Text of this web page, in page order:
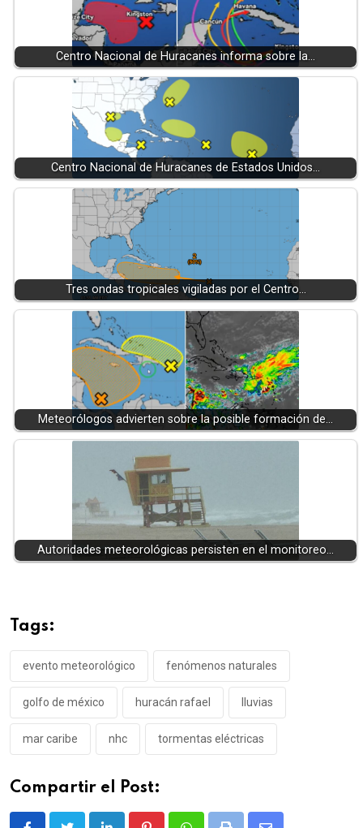
Centro Nacional de Huracanes informa sobre la…
Centro Nacional de Huracanes de Estados Unidos…
Tres ondas tropicales vigiladas por el Centro…
Meteorólogos advierten sobre la posible formación de…
Autoridades meteorológicas persisten en el monitoreo…
Tags:
evento meteorológico fenómenos naturales
golfo de méxico huracán rafael lluvias
mar caribe nhc tormentas eléctricas
Compartir el Post: